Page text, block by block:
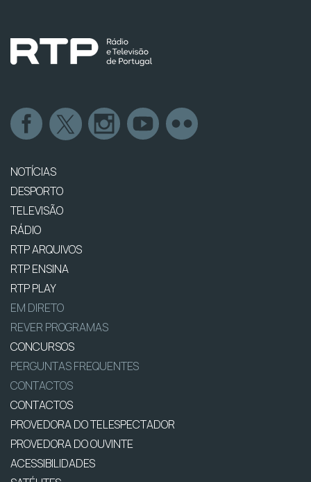
NOTÍCIAS
DESPORTO
TELEVISÃO
RÁDIO
RTP ARQUIVOS
RTP ENSINA
RTP PLAY
EM DIRETO
REVER PROGRAMAS
CONCURSOS
PERGUNTAS FREQUENTES
CONTACTOS
CONTACTOS
PROVEDORA DO TELESPECTADOR
PROVEDORA DO OUVINTE
ACESSIBILIDADES